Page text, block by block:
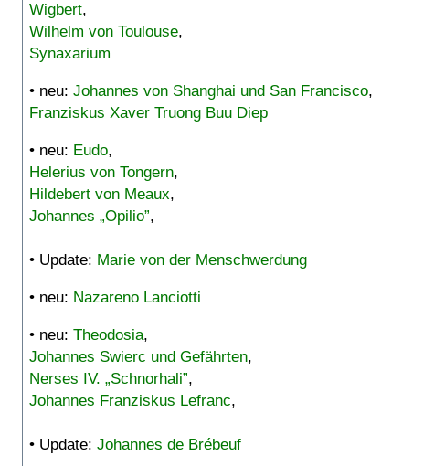
Wigbert,
Wilhelm von Toulouse,
Synaxarium
• neu: Johannes von Shanghai und San Francisco,
Franziskus Xaver Truong Buu Diep
• neu: Eudo,
Helerius von Tongern,
Hildebert von Meaux,
Johannes „Opilio”,
• Update: Marie von der Menschwerdung
• neu: Nazareno Lanciotti
• neu: Theodosia,
Johannes Swierc und Gefährten,
Nerses IV. „Schnorhali”,
Johannes Franziskus Lefranc,
• Update: Johannes de Brébeuf